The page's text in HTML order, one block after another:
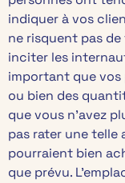
indiquer à vos
ne risquent pas
inciter les
important que
ou bien des
que vous n’avez
pas rater une telle
pourraient bien
que prévu.